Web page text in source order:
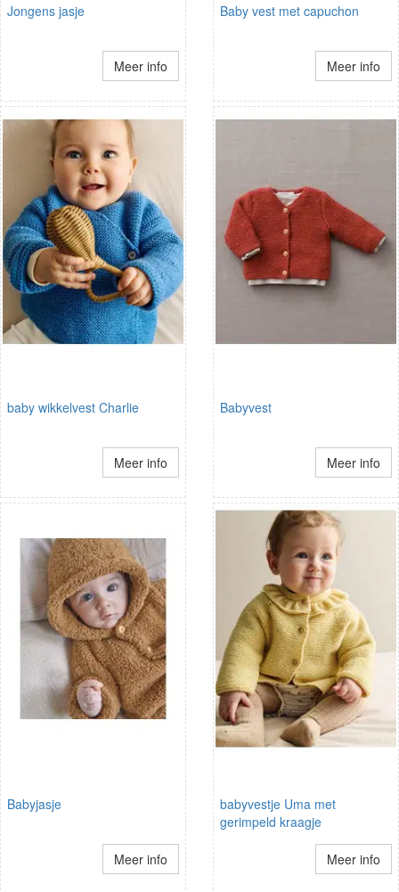
Jongens jasje
Meer info
Baby vest met capuchon
Meer info
baby wikkelvest Charlie
Meer info
Babyvest
Meer info
Babyjasje
Meer info
babyvestje Uma met
gerimpeld kraagje
Meer info